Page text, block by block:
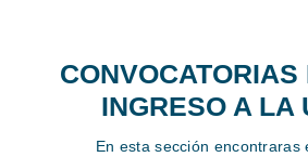
CONVOCATORIAS
INGRESO A LA
En esta sección encontraras